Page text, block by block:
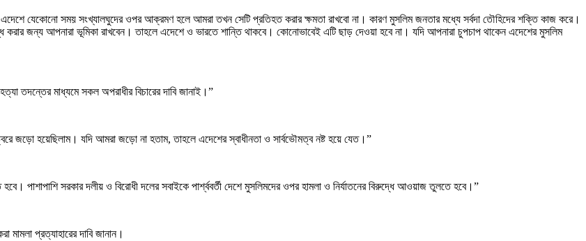
যেকোনো সময় সংখ্যালঘুদের ওপর আক্রমণ হলে আমরা তখন সেটি প্রতিহত করার ক্ষমতা রাখবো না। কারণ মুসলিম জনতার মধ্যে সর্বদা তৌহিদের শক্তি কাজ করে।
জন্য আপনারা ভূমিকা রাখবেন। তাহলে এদেশে ও ভারতে শান্তি থাকবে। কোনোভাবেই এটি ছাড় দেওয়া হবে না। যদি আপনারা চুপচাপ থাকেন এদেশের মুসলিম
তদন্তের মাধ্যমে সকল অপরাধীর বিচারের দাবি জানাই।”
জড়ো হয়েছিলাম। যদি আমরা জড়ো না হতাম, তাহলে এদেশের স্বাধীনতা ও সার্বভৌমত্ব নষ্ট হয়ে যেত।”
পাশাপাশি সরকার দলীয় ও বিরোধী দলের সবাইকে পার্শ্ববর্তী দেশে মুসলিমদের ওপর হামলা ও নির্যাতনের বিরুদ্ধে আওয়াজ তুলতে হবে।”
প্রত্যাহারের দাবি জানান।